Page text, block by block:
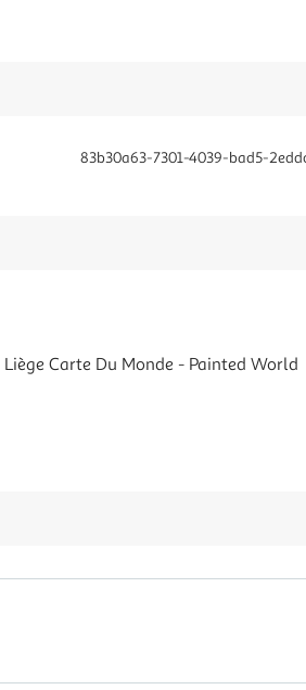
83b30a63-7301-4039-bad5-
Liège Carte Du Monde - Painted World